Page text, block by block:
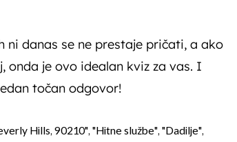
ni danas se ne prestaje pričati, a ako
onda je ovo idealan kviz za vas. I
točan odgovor!
Hills, 90210", "Hitne službe", "Dadilje",